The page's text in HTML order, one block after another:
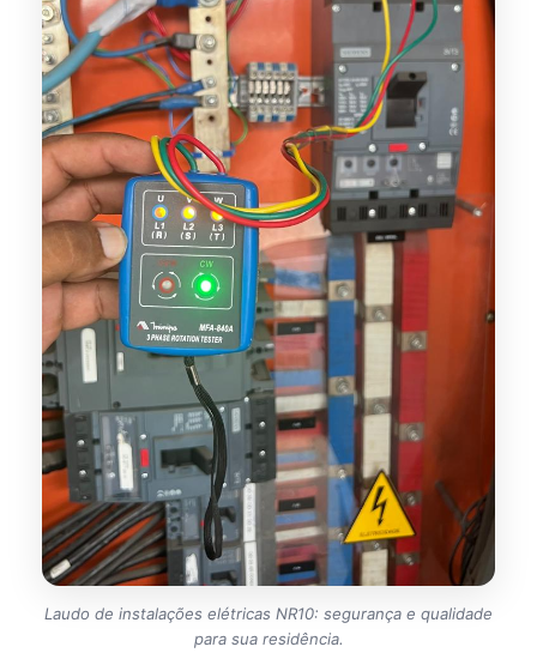
Laudo de instalações elétricas NR10: segurança e qualidade
para sua residência.